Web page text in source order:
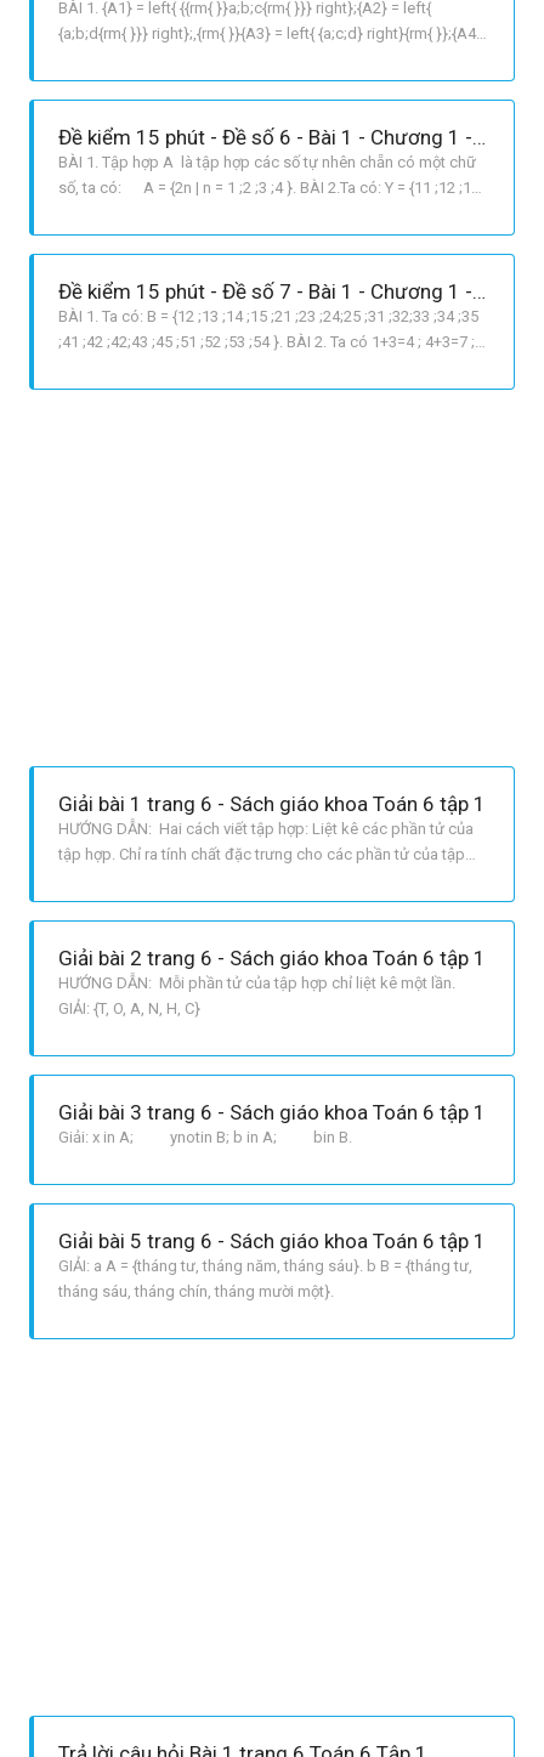
BÀI 1. {A1} = left{ {{rm{ }}a;b;c{rm{ }}} right};{A2} = left{
{a;b;d{rm{ }}} right};,{rm{ }}{A3} = left{ {a;c;d} right}{rm{ }};{A4}
BÀI 3. C = {0;1;2}.
Đề kiểm 15 phút - Đề số 6 - Bài 1 - Chương 1 - Đại số 6
BÀI 1. Tập hợp A là tập hợp các số tự nhên chẵn có một chữ
số, ta có: A = {2n | n = 1 ;2 ;3 ;4 }. BÀI 2.Ta có: Y = {11 ;12 ;13
Đề kiểm 15 phút - Đề số 7 - Bài 1 - Chương 1 - Đại số 6
BÀI 1. Ta có: B = {12 ;13 ;14 ;15 ;21 ;23 ;24;25 ;31 ;32;33 ;34 ;35
;41 ;42 ;42;43 ;45 ;51 ;52 ;53 ;54 }. BÀI 2. Ta có 1+3=4 ; 4+3=7 ;
;16 ;19 ;21}
Giải bài 1 trang 6 - Sách giáo khoa Toán 6 tập 1
HƯỚNG DẪN: Hai cách viết tập hợp: Liệt kê các phần tử của
tập hợp. Chỉ ra tính chất đặc trưng cho các phần tử của tập
Vậy 12in A; 16 notin A.
Giải bài 2 trang 6 - Sách giáo khoa Toán 6 tập 1
HƯỚNG DẪN: Mỗi phần tử của tập hợp chỉ liệt kê một lần.
GIẢI: {T, O, A, N, H, C}
Giải bài 3 trang 6 - Sách giáo khoa Toán 6 tập 1
Giải: x in A; ynotin B; b in A; bin B.
Giải bài 5 trang 6 - Sách giáo khoa Toán 6 tập 1
GIẢI: a A = {tháng tư, tháng năm, tháng sáu}. b B = {tháng tư,
tháng sáu, tháng chín, tháng mười một}.